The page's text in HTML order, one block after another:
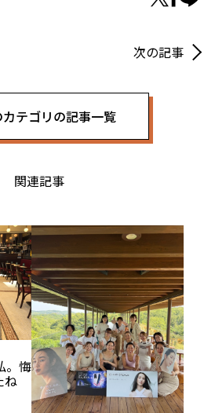
次の記事
カテゴリの記事一覧
関連記事
。悔
ね